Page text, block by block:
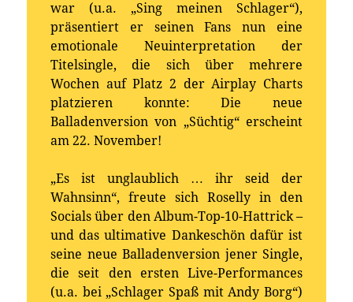
war (u.a. „Sing meinen Schlager“),
präsentiert er seinen Fans nun eine
emotionale Neuinterpretation der
Titelsingle, die sich über mehrere
Wochen auf Platz 2 der Airplay Charts
platzieren konnte: Die neue
Balladenversion von „Süchtig“ erscheint
am 22. November!
„Es ist unglaublich … ihr seid der
Wahnsinn“, freute sich Roselly in den
Socials über den Album-Top-10-Hattrick –
und das ultimative Dankeschön dafür ist
seine neue Balladenversion jener Single,
die seit den ersten Live-Performances
(u.a. bei „Schlager Spaß mit Andy Borg“)